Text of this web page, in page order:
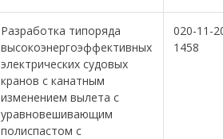
Разработка типоряда
высокоэнергоэффективных
электрических судовых
кранов с канатным
изменением вылета с
уравновешивающим
полиспастом с
020-11-
1458